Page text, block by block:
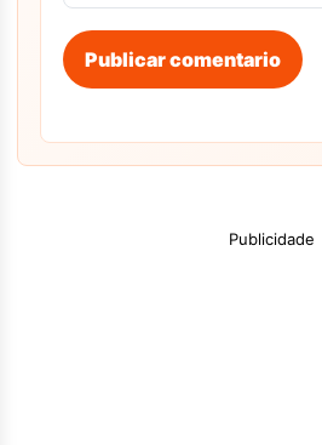
Publicar comentario
Publicidade